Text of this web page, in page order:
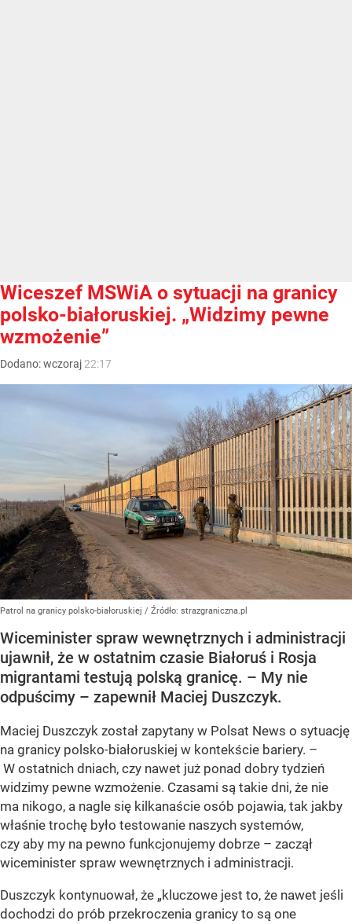
Wiceszef MSWiA o sytuacji na granicy
polsko-białoruskiej. „Widzimy pewne
wzmożenie”
Dodano:wczoraj 22:17
Patrol na granicy polsko-białoruskiej / Źródło: strazgraniczna.pl
Wiceminister spraw wewnętrznych i administracji
ujawnił, że w ostatnim czasie Białoruś i Rosja
migrantami testują polską granicę. – My nie
odpuścimy – zapewnił Maciej Duszczyk.
Maciej Duszczyk został zapytany w Polsat News o sytuację
na granicy polsko-białoruskiej w kontekście bariery. –
W ostatnich dniach, czy nawet już ponad dobry tydzień
widzimy pewne wzmożenie. Czasami są takie dni, że nie
ma nikogo, a nagle się kilkanaście osób pojawia, tak jakby
właśnie trochę było testowanie naszych systemów,
czy aby my na pewno funkcjonujemy dobrze – zaczął
wiceminister spraw wewnętrznych i administracji.
Duszczyk kontynuował, że „kluczowe jest to, że nawet jeśli
dochodzi do prób przekroczenia granicy to są one